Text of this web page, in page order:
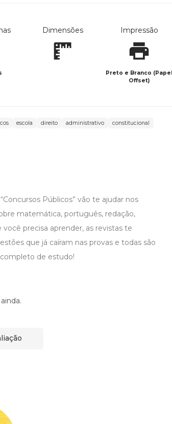
Dimensões Impressão
Preto e Branco (Papel
Offset)
escola direito administrativo constitucional
Públicos” vão te ajudar nos
matemática, português, redação,
precisa aprender, as revistas te
que já caíram nas provas e todas são
de estudo!